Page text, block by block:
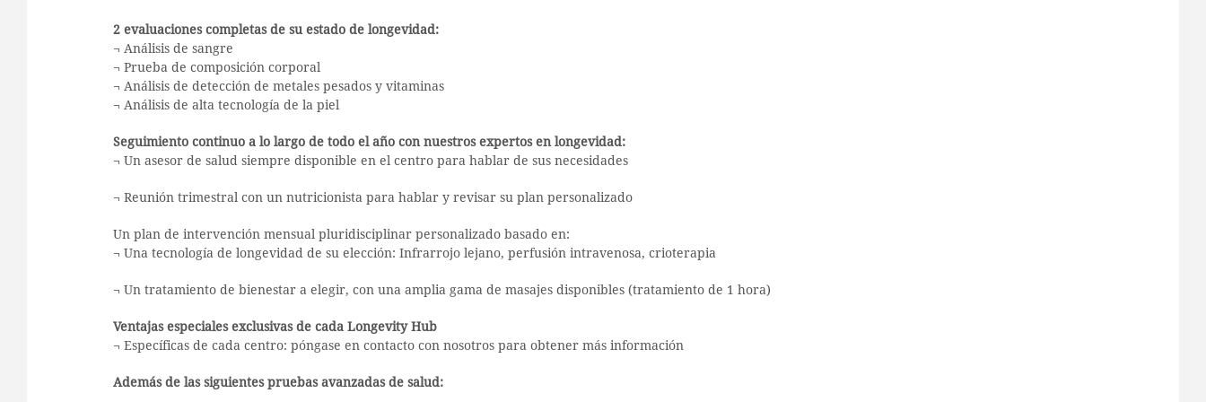
2 evaluaciones completas de su estado de longevidad:
¬ Análisis de sangre
¬ Prueba de composición corporal
¬ Análisis de detección de metales pesados y vitaminas
¬ Análisis de alta tecnología de la piel
Seguimiento continuo a lo largo de todo el año con nuestros expertos en longevidad:
¬ Un asesor de salud siempre disponible en el centro para hablar de sus necesidades
¬ Reunión trimestral con un nutricionista para hablar y revisar su plan personalizado
Un plan de intervención mensual pluridisciplinar personalizado basado en:
¬ Una tecnología de longevidad de su elección: Infrarrojo lejano, perfusión intravenosa, crioterapia
¬ Un tratamiento de bienestar a elegir, con una amplia gama de masajes disponibles (tratamiento de 1 hora)
Ventajas especiales exclusivas de cada Longevity Hub
¬ Específicas de cada centro: póngase en contacto con nosotros para obtener más información
Además de las siguientes pruebas avanzadas de salud: